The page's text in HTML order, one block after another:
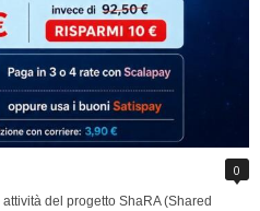
0
del progetto ShaRA (Shared